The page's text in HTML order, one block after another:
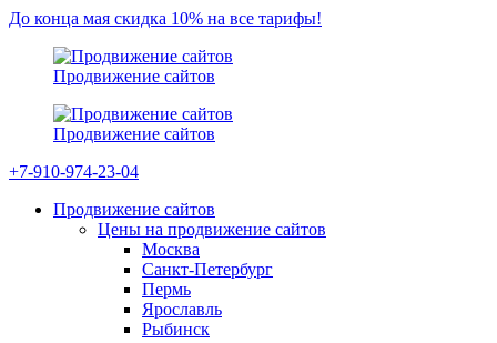
До конца мая скидка 10% на все тарифы!
Продвижение сайтов
Продвижение сайтов
+7-910-974-23-04
Продвижение сайтов
Цены на продвижение сайтов
Москва
Санкт-Петербург
Пермь
Ярославль
Рыбинск